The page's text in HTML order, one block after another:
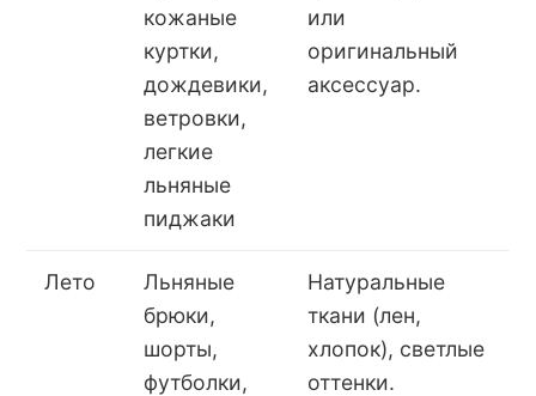
кожаные
куртки,
дождевики,
ветровки,
легкие
льняные
пиджаки
или
оригинальный
аксессуар.
Лето
Льняные
брюки,
шорты,
футболки,
Натуральные
ткани (лен,
хлопок), светлые
оттенки.